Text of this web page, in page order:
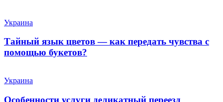
Украина
Тайный язык цветов — как передать чувства с
помощью букетов?
Украина
Особенности услуги деликатный переезд